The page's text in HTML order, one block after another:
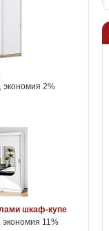
экономия 2%
шкаф-купе
экономия 11%